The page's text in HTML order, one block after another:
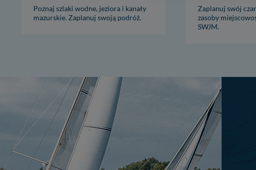
Poznaj szlaki wodne, jeziora i kanały
mazurskie. Zaplanuj swoją podróż.
Zaplanuj swój
zasoby
SWJM.
Administratorem Twoich
11-500 Giżycko. Możesz z
przypadkach nie możemy
Dziękujemy, i życzmy miłego